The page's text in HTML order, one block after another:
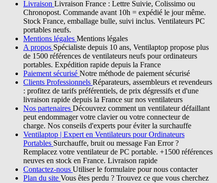
Livraison Livraison France : Lettre Suivie, Colissimo ou
Chronopost. Commande avant 10h = expédié le jour même.
Stock France, emballage bulle, suivi inclus. Ventilateurs PC
portables neufs.
Mentions légales Mentions légales
A propos Spécialiste depuis 10 ans, Ventilaptop propose plus
de 1500 références de ventilateurs neufs pour ordinateurs
portables. Expédition rapide depuis la France
Paiement sécurisé Notre méthode de paiement sécurisé
Clients Professionnels Réparateurs, assembleurs et revendeurs
: profitez de tarifs préférentiels, de prix dégressifs et d'une
livraison rapide depuis la France sur nos ventilateurs
Nos partenaires Découvrez comment un ventilateur défaillant
peut endommager votre clavier ou votre connecteur de
charge. Nos conseils d'experts pour éviter la surchauffe
Ventilaptop | Expert en Ventilateurs pour Ordinateurs
Portables Surchauffe, bruit ou message Fan Error ?
Remplacez votre ventilateur de PC portable. +1500 références
neuves en stock en France. Livraison rapide
Contactez-nous Utiliser le formulaire pour nous contacter
Plan du site Vous êtes perdu ? Trouvez ce que vous cherchez